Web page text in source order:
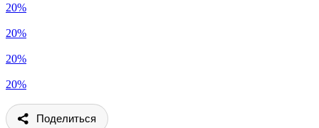
20%
20%
20%
20%
Поделиться